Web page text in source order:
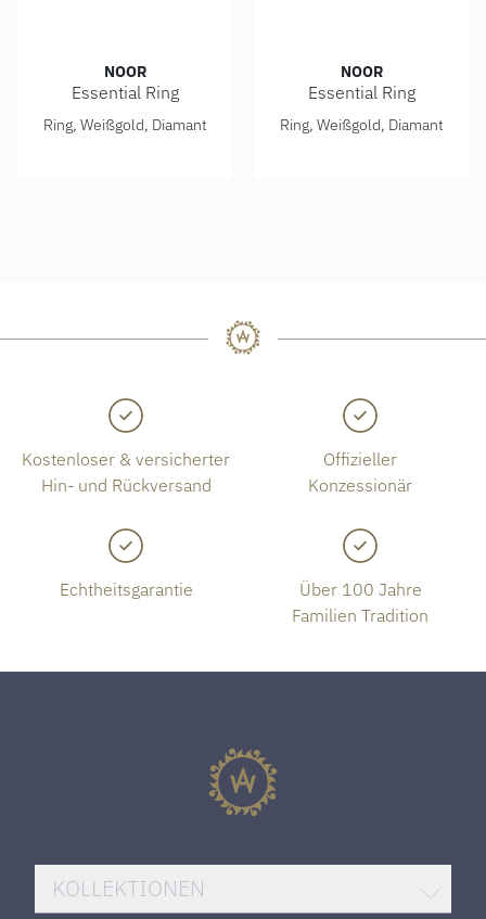
NOOR
Essential Ring
Noor Essential Ring, Ref: 15281-000-W7
Ring, Weißgold, Diamant
NOOR
Essential Ring
Noor Essential Ring, Ref:
Ring, Weißgold, Diamant
Kostenloser & versicherter
Hin- und Rückversand
Offizieller
Konzessionär
Echtheitsgarantie
Über 100 Jahre
Familien Tradition
KOLLEKTIONEN